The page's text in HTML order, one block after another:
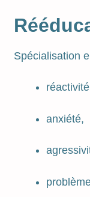
Spécialisation
anxiété,